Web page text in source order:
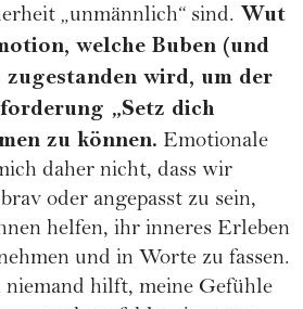
„unmännlich“ sind. Wut
welche Buben (und
wird, um der
„Setz dich
zu können. Emotionale
daher nicht, dass wir
oder angepasst zu sein,
helfen, ihr inneres Erleben
und in Worte zu fassen.
hilft, meine Gefühle